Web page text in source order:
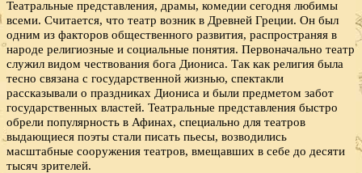
Театральные представления, драмы, комедии сегодня любимы
всеми. Считается, что театр возник в Древней Греции. Он был
одним из факторов общественного развития, распространяя в
народе религиозные и социальные понятия. Первоначально театр
служил видом чествования бога Диониса. Так как религия была
тесно связана с государственной жизнью, спектакли
рассказывали о праздниках Диониса и были предметом забот
государственных властей. Театральные представления быстро
обрели популярность в Афинах, специально для театров
выдающиеся поэты стали писать пьесы, возводились
масштабные сооружения театров, вмещавших в себе до десяти
тысяч зрителей.